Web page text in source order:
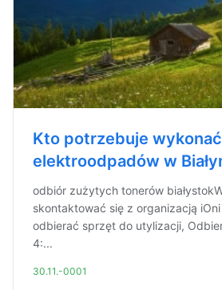
Kto potrzebuje
elektroodpadów w
odbiór zużytych tonerów
skontaktować się z organizacją
odbierać sprzęt do utylizacji,
4:...
30.11.-0001